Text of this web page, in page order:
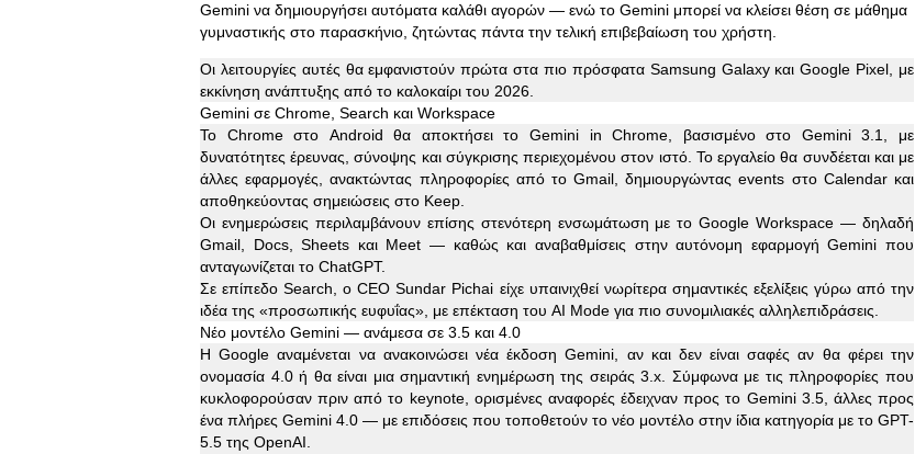
Gemini να δημιουργήσει αυτόματα καλάθι αγορών — ενώ το Gemini μπορεί να κλείσει θέση σε μάθημα
γυμναστικής στο παρασκήνιο, ζητώντας πάντα την τελική επιβεβαίωση του χρήστη.
Οι λειτουργίες αυτές θα εμφανιστούν πρώτα στα πιο πρόσφατα Samsung Galaxy και Google Pixel, με
εκκίνηση ανάπτυξης από το καλοκαίρι του 2026.
Gemini σε Chrome, Search και Workspace
Το Chrome στο Android θα αποκτήσει το Gemini in Chrome, βασισμένο στο Gemini 3.1, με
δυνατότητες έρευνας, σύνοψης και σύγκρισης περιεχομένου στον ιστό. Το εργαλείο θα συνδέεται και με
άλλες εφαρμογές, ανακτώντας πληροφορίες από το Gmail, δημιουργώντας events στο Calendar και
αποθηκεύοντας σημειώσεις στο Keep.
Οι ενημερώσεις περιλαμβάνουν επίσης στενότερη ενσωμάτωση με το Google Workspace — δηλαδή
Gmail, Docs, Sheets και Meet — καθώς και αναβαθμίσεις στην αυτόνομη εφαρμογή Gemini που
ανταγωνίζεται το ChatGPT.
Σε επίπεδο Search, ο CEO Sundar Pichai είχε υπαινιχθεί νωρίτερα σημαντικές εξελίξεις γύρω από την
ιδέα της «προσωπικής ευφυΐας», με επέκταση του AI Mode για πιο συνομιλιακές αλληλεπιδράσεις.
Νέο μοντέλο Gemini — ανάμεσα σε 3.5 και 4.0
Η Google αναμένεται να ανακοινώσει νέα έκδοση Gemini, αν και δεν είναι σαφές αν θα φέρει την
ονομασία 4.0 ή θα είναι μια σημαντική ενημέρωση της σειράς 3.x. Σύμφωνα με τις πληροφορίες που
κυκλοφορούσαν πριν από το keynote, ορισμένες αναφορές έδειχναν προς το Gemini 3.5, άλλες προς
ένα πλήρες Gemini 4.0 — με επιδόσεις που τοποθετούν το νέο μοντέλο στην ίδια κατηγορία με το GPT-
5.5 της OpenAI.